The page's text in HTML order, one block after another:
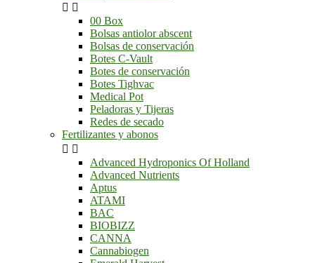
 
00 Box
Bolsas antiolor abscent
Bolsas de conservación
Botes C-Vault
Botes de conservación
Botes Tighvac
Medical Pot
Peladoras y Tijeras
Redes de secado
Fertilizantes y abonos
 
Advanced Hydroponics Of Holland
Advanced Nutrients
Aptus
ATAMI
BAC
BIOBIZZ
CANNA
Cannabiogen